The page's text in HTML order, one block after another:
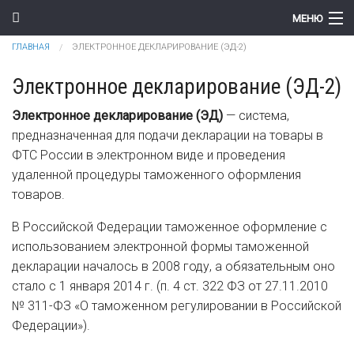
Перейти к основному содержанию
МЕНЮ
Компания
Новости
Продукты
Цены
Поддержка
Контакты
Вы здесь
ГЛАВНАЯ ЭЛЕКТРОННОЕ ДЕКЛАРИРОВАНИЕ (ЭД-2)
Электронное декларирование (ЭД-2)
Электронное декларирование (ЭД) — система,
предназначенная для подачи декларации на товары в
ФТС России в электронном виде и проведения
удаленной процедуры таможенного оформления
товаров.
В Российской Федерации таможенное оформление с
использованием электронной формы таможенной
декларации началось в 2008 году, а обязательным оно
стало с 1 января 2014 г. (п. 4 ст. 322 ФЗ от 27.11.2010
№ 311-ФЗ «О таможенном регулировании в Российской
Федерации»).